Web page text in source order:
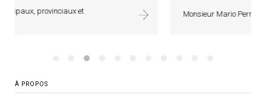
Monsieur Mario Perreault, É.A., qui dirige cette...
À PROPOS